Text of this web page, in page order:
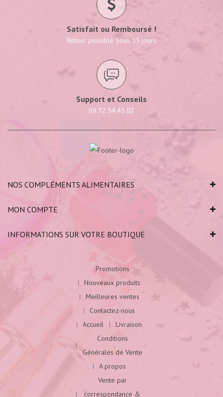
Satisfait ou Remboursé !
Retour possible Sous 15 jours
Support et Conseils
09.72.54.43.02
NOS COMPLÉMENTS ALIMENTAIRES
MON COMPTE
INFORMATIONS SUR VOTRE BOUTIQUE
Promotions
Nouveaux produits
Meilleures ventes
Contactez-nous
Accueil
Livraison
Conditions
Générales de Vente
A propos
Vente par
correspondance &